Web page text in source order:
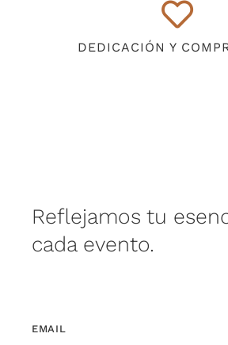
DEDICACIÓN Y
Reflejamos tu
cada evento.
EMAIL